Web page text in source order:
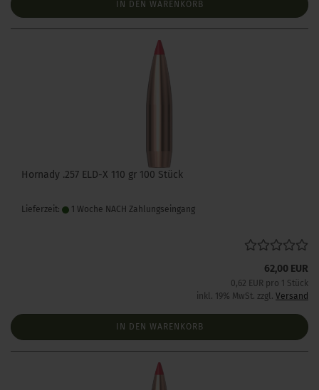
IN DEN WARENKORB
Hornady .257 ELD-X 110 gr 100 Stück
Lieferzeit: 1 Woche NACH Zahlungseingang
62,00 EUR
0,62 EUR pro 1 Stück
inkl. 19% MwSt. zzgl. Versand
IN DEN WARENKORB